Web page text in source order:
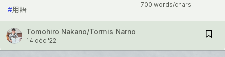
#用語
700 words/chars
Tomohiro Nakano/Tormis Narno
14 déc '22